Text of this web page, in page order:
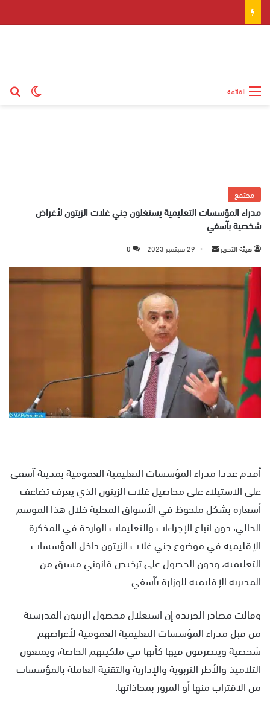
القائمة
مجتمع
مدراء المؤسسات التعليمية يستغلون جني غلات الزيتون لأغراض
شخصية بآسفي
هيئة التحرير
ل
ا
إ
ل
ك
ت
ي
ا
29 سبتمبر 2023 0
أقدمَ عددا مدراء المؤسسات التعليمية العمومية بمدينة آسفي
على الاستيلاء على محاصيل غلات الزيتون الذي يعرف تضاعف
أسعاره بشكل ملحوظ في الأسواق المحلية خلال هذا الموسم
الحالي، دون اتباع الإجراءات والتعليمات الواردة في المذكرة
الإقليمية في موضوع جني غلات الزيتون داخل المؤسسات
التعليمية، ودون الحصول على ترخيص قانوني مسبق من
المديرية الإقليمية للوزارة بآسفي .
وقالت مصادر الجريدة إن استغلال محصول الزيتون المدرسية
من قبل مدراء المؤسسات التعليمية العمومية لأغراضهم
شخصية ويتصرفون فيها كأنها في ملكيتهم الخاصة، ويمنعون
التلاميذ والأطر التربوية والإدارية والتقنية العاملة بالمؤسسات
من الاقتراب منها أو المرور بمحاذاتها.